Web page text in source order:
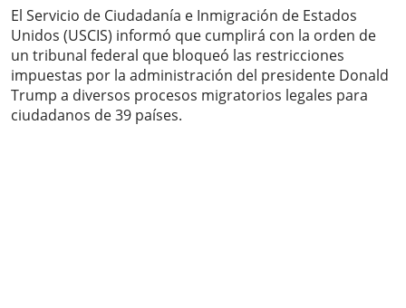
El Servicio de Ciudadanía e Inmigración de Estados
Unidos (USCIS) informó que cumplirá con la orden de
un tribunal federal que bloqueó las restricciones
impuestas por la administración del presidente Donald
Trump a diversos procesos migratorios legales para
ciudadanos de 39 países.